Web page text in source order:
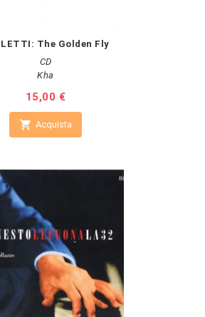
The Golden Fly
CD
Kha
Prezzo
15,00 €
 Acquista